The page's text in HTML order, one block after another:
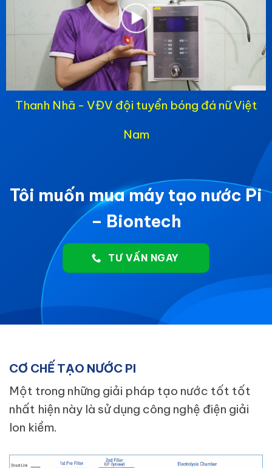
Thanh Nhã - VĐV đội tuyển bóng đá nữ Việt
Nam
Tôi muốn mua máy tạo nước Pi
– Biontech
TƯ VẤN NGAY
CƠ CHẾ TẠO NƯỚC PI
Một trong những giải pháp tạo nước tốt tốt
nhất hiện này là sử dụng công nghệ điện giải
Ion kiềm.